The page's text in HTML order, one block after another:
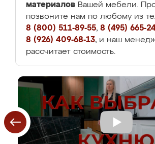
материалов Вашей мебели.
позвоните нам по любому из
8 (800) 511-89-55, 8 (495) 665-
8 (926) 409-68-13, и наш
рассчитает стоимость.